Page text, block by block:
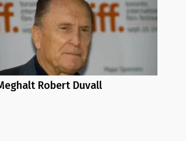
Robert Duvall